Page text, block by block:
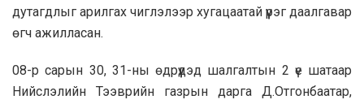
дутагдлыг арилгах чиглэлээр хугацаатай үүрэг даалгавар
өгч ажилласан.
08-р сарын 30, 31-ны өдрүүдэд шалгалтын 2 үе шатаар
Нийслэлийн Тээврийн газрын дарга Д.Отгонбаатар,